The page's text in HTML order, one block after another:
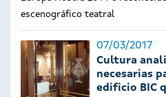
escenográfico teatral
07/03/2017
Cultura
necesarias
edificio BIC